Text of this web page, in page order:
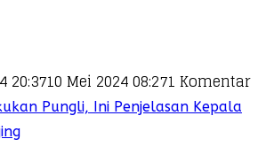
20:3710 Mei 2024 08:271 Komentar
Pungli, Ini Penjelasan Kepala